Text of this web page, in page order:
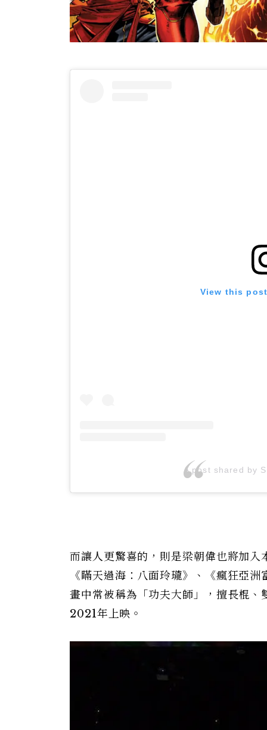
View this
A post shared by
而讓人更驚喜的，則是梁朝偉也將加
《瞞天過海：八面玲瓏》、《瘋狂亞
畫中常被稱為「功夫大師」，擅長棍
2021年上映。